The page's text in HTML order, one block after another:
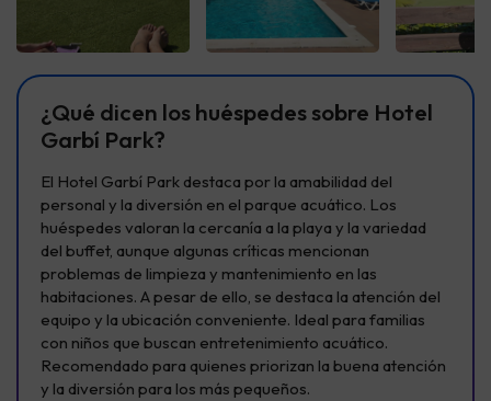
¿Qué dicen los huéspedes sobre Hotel
Garbí Park?
El Hotel Garbí Park destaca por la amabilidad del
personal y la diversión en el parque acuático. Los
huéspedes valoran la cercanía a la playa y la variedad
del buffet, aunque algunas críticas mencionan
problemas de limpieza y mantenimiento en las
habitaciones. A pesar de ello, se destaca la atención del
equipo y la ubicación conveniente. Ideal para familias
con niños que buscan entretenimiento acuático.
Recomendado para quienes priorizan la buena atención
y la diversión para los más pequeños.